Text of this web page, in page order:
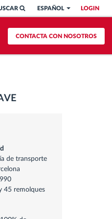
LOGIN
ESPAÑOL
CONTACTA CON NOSOTROS
de transporte
45 remolques